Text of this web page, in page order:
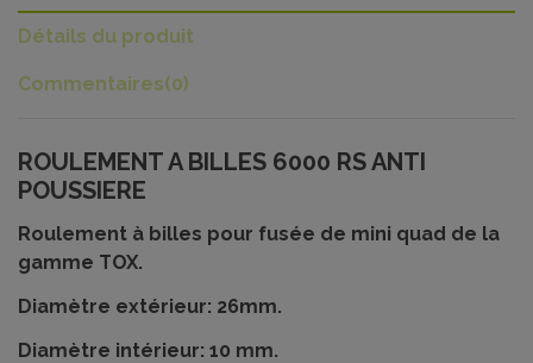
Détails du produit
Commentaires(0)
ROULEMENT A BILLES 6000 RS ANTI
POUSSIERE
Roulement à billes pour fusée de mini quad de la
gamme TOX.
Diamètre extérieur: 26mm.
Diamètre intérieur: 10 mm.